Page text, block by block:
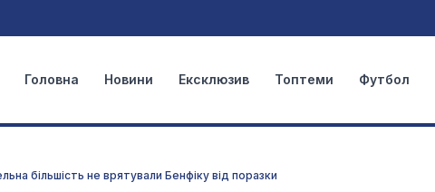
Головна Новини Ексклюзив Топтеми Футбол
більшість не врятували Бенфіку від поразки